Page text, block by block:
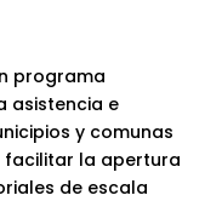
programa
asistencia e
y comunas
facilitar la apertura
de escala